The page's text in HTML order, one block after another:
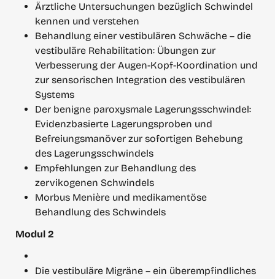
Ärztliche Untersuchungen bezüglich Schwindel
kennen und verstehen
Behandlung einer vestibulären Schwäche – die
vestibuläre Rehabilitation: Übungen zur
Verbesserung der Augen-Kopf-Koordination und
zur sensorischen Integration des vestibulären
Systems
Der benigne paroxysmale Lagerungsschwindel:
Evidenzbasierte Lagerungsproben und
Befreiungsmanöver zur sofortigen Behebung
des Lagerungsschwindels
Empfehlungen zur Behandlung des
zervikogenen Schwindels
Morbus Menière und medikamentöse
Behandlung des Schwindels
Modul 2
Die vestibuläre Migräne – ein überempfindliches